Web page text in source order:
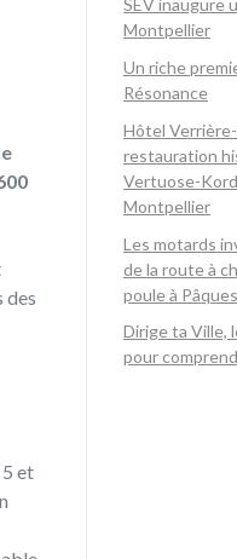
des
et
SEV inaugure
Montpellier
Un riche
Résonance
Hôtel
restauration
Vertuose-
Montpellier
Les motards
de la route à
poule à Pâques
Dirige ta Ville,
pour